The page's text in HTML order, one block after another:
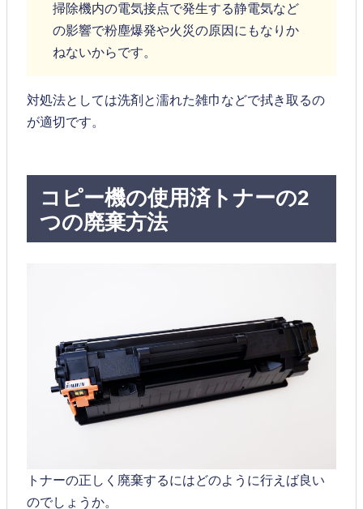
掃除機内の電気接点で発生する静電気など
の影響で粉塵爆発や火災の原因にもなりか
ねないからです。
対処法としては洗剤と濡れた雑巾などで拭き取るの
が適切です。
コピー機の使用済トナーの2
つの廃棄方法
トナーの正しく廃棄するにはどのように行えば良い
のでしょうか。